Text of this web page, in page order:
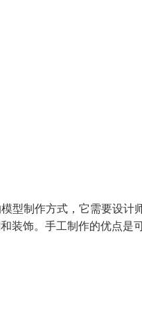
型制作方式，它需要设计
装饰。手工制作的优点是